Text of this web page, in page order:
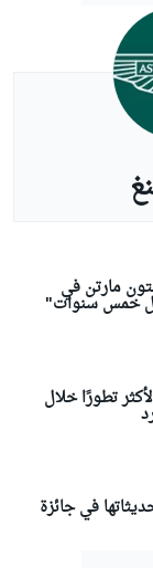
مارتن في
تطورًا خلال
في جائزة